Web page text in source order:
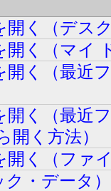
く（デス
く（マイ
く（最近
く（最近
開く方法）
く（ファ
・データ